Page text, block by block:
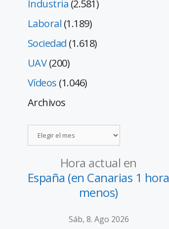
Industria (2.581)
Laboral (1.189)
Sociedad (1.618)
UAV(200)
Vídeos (1.046)
Archivos
Hora actual en
España (en Canarias 1 hora
menos)